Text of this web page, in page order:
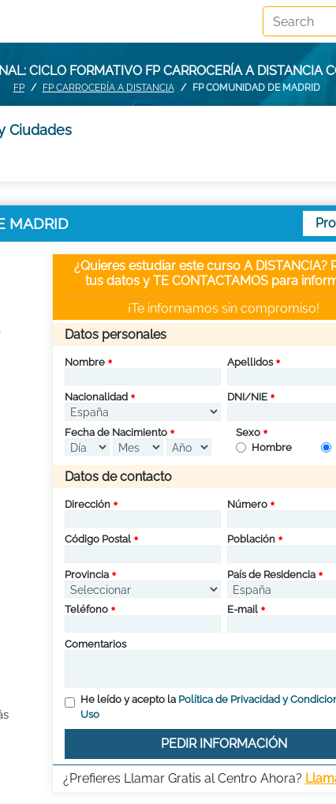
CICLO FORMATIVO FP CARROCERÍA A DISTANCIA
FP FP CARROCERÍA A DISTANCIA FP COMUNIDAD DE MADRID
Ciudades
MADRID
¿Quieres estudiar este curso A DISTANCIA?
tus datos y TE CONTACTAMOS para
¡Te informamos sin compromiso!
Datos personales
Nombre Apellidos
Nacionalidad DNI/NIE
Fecha de Nacimiento
Sexo
Hombre
Datos de contacto
Dirección Número
Código Postal Población
Provincia País de Residencia
Teléfono E-mail
Comentarios
He leído y acepto la Política de Privacidad y
Uso
PEDIR INFORMACIÓN
¿Prefieres Llamar Gratis al Centro Ahora?